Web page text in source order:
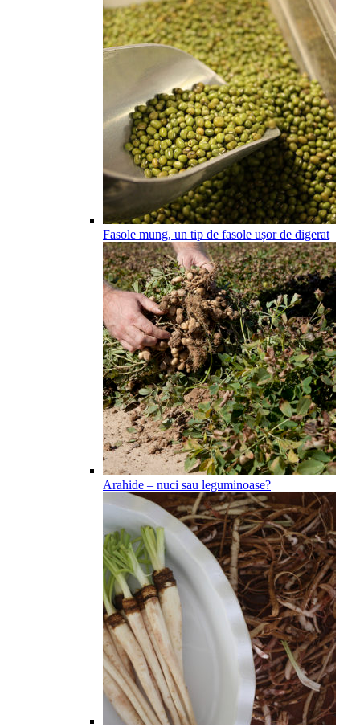
Fasole mung, un tip de fasole ușor de digerat
Arahide – nuci sau leguminoase?